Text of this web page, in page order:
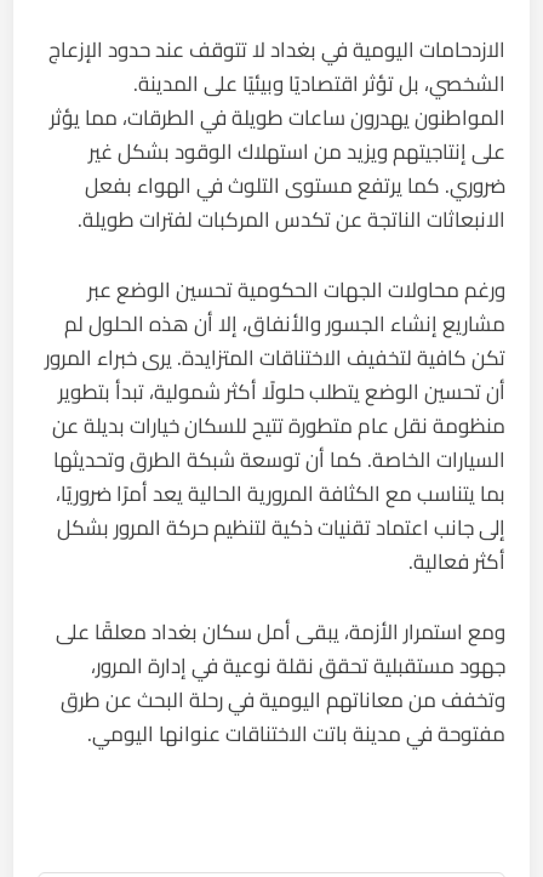
الازدحامات اليومية في بغداد لا تتوقف عند حدود الإزعاج
الشخصي، بل تؤثر اقتصاديًا وبيئيًا على المدينة.
المواطنون يهدرون ساعات طويلة في الطرقات، مما يؤثر
على إنتاجيتهم ويزيد من استهلاك الوقود بشكل غير
ضروري. كما يرتفع مستوى التلوث في الهواء بفعل
الانبعاثات الناتجة عن تكدس المركبات لفترات طويلة.
ورغم محاولات الجهات الحكومية تحسين الوضع عبر
مشاريع إنشاء الجسور والأنفاق، إلا أن هذه الحلول لم
تكن كافية لتخفيف الاختناقات المتزايدة. يرى خبراء المرور
أن تحسين الوضع يتطلب حلولًا أكثر شمولية، تبدأ بتطوير
منظومة نقل عام متطورة تتيح للسكان خيارات بديلة عن
السيارات الخاصة. كما أن توسعة شبكة الطرق وتحديثها
بما يتناسب مع الكثافة المرورية الحالية يعد أمرًا ضروريًا،
إلى جانب اعتماد تقنيات ذكية لتنظيم حركة المرور بشكل
أكثر فعالية.
ومع استمرار الأزمة، يبقى أمل سكان بغداد معلقًا على
جهود مستقبلية تحقق نقلة نوعية في إدارة المرور،
وتخفف من معاناتهم اليومية في رحلة البحث عن طرق
مفتوحة في مدينة باتت الاختناقات عنوانها اليومي.